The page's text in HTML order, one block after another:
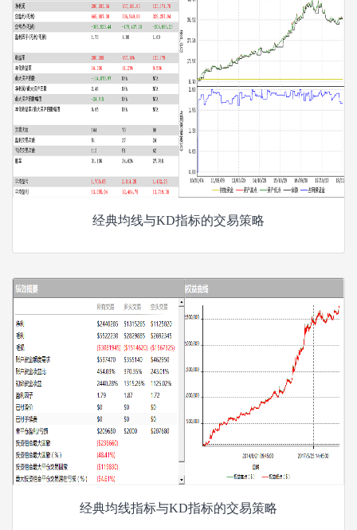
经典均线与KD指标的交易策略
经典均线指标与KD指标的交易策略